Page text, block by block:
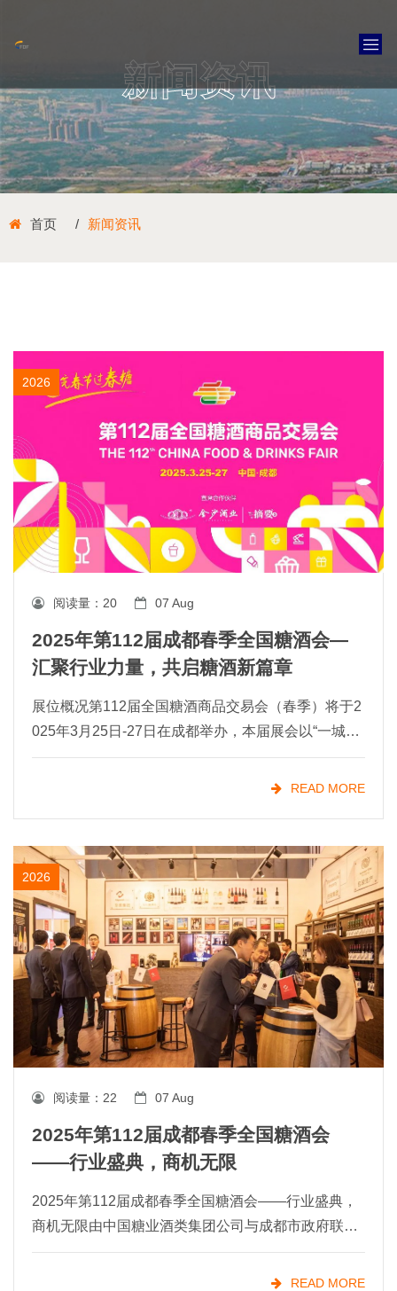
新闻资讯
首页 新闻资讯
2026
阅读量： 20 07 Aug
​2025年第112届成都春季全国糖酒会—
汇聚行业力量，共启糖酒新篇章
展位概况第112届全国糖酒商品交易会（春季）将于2
025年3月25日-27日在成都举办，本届展会以“一城双
馆”形式呈现，展览总面积达32.5万平方米，设置9大
核心展区及23个特色品类专区。其中： &nREAD MORE
2026
阅读量： 22 07 Aug
2025年第112届成都春季全国糖酒会
——行业盛典，商机无限
2025年第112届成都春季全国糖酒会——行业盛典，
商机无限由中国糖业酒类集团公司与成都市政府联合
主办的第112届成都春季全国糖酒会，将于2025年3月
25日至27日在成都中国西部国际博览城与世纪城国
READ MORE